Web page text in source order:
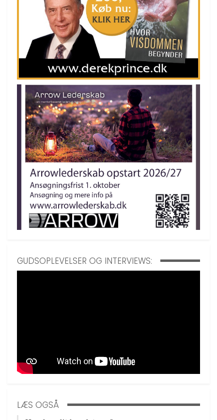
GUDSOPLEVELSER OG INTERVIEWS:
LÆS OGSÅ